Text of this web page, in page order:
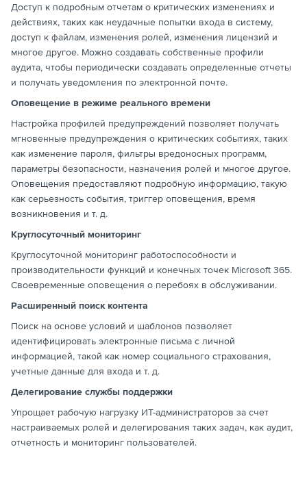
Доступ к подробным отчетам о критических изменениях и
действиях, таких как неудачные попытки входа в систему,
доступ к файлам, изменения ролей, изменения лицензий и
многое другое. Можно создавать собственные профили
аудита, чтобы периодически создавать определенные отчеты
и получать уведомления по электронной почте.
Оповещение в режиме реального времени
Настройка профилей предупреждений позволяет получать
мгновенные предупреждения о критических событиях, таких
как изменение пароля, фильтры вредоносных программ,
параметры безопасности, назначения ролей и многое другое.
Оповещения предоставляют подробную информацию, такую
как серьезность события, триггер оповещения, время
возникновения и т. д.
Круглосуточный мониторинг
Круглосуточной мониторинг работоспособности и
производительности функций и конечных точек Microsoft 365.
Своевременные оповещения о перебоях в обслуживании.
Расширенный поиск контента
Поиск на основе условий и шаблонов позволяет
идентифицировать электронные письма с личной
информацией, такой как номер социального страхования,
учетные данные для входа и т. д.
Делегирование службы поддержки
Упрощает рабочую нагрузку ИТ-администраторов за счет
настраиваемых ролей и делегирования таких задач, как аудит,
отчетность и мониторинг пользователей.